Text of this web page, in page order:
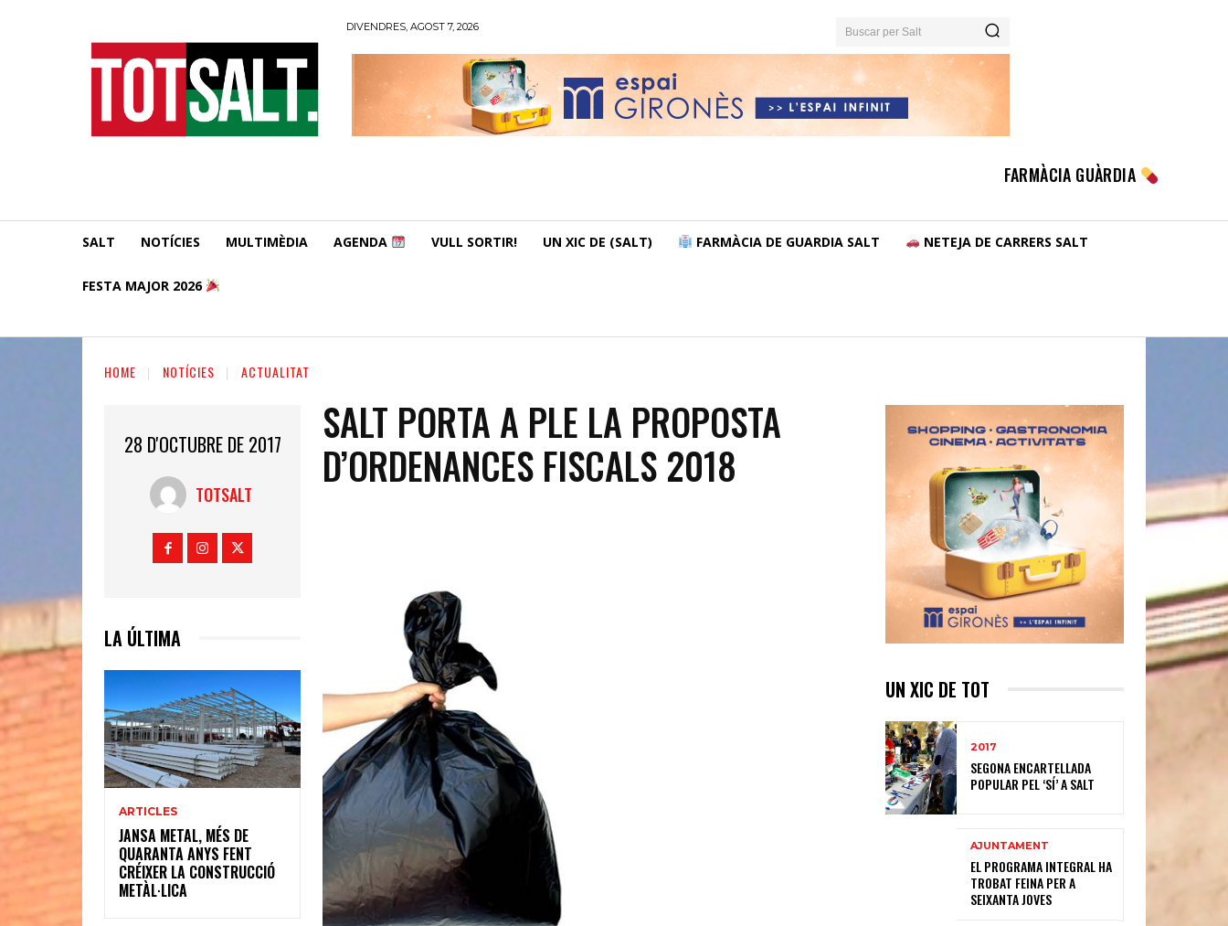
DIVENDRES, AGOST 7, 2026 Buscar per Salt
FARMÀCIA GUÀRDIA
SALT NOTÍCIES MULTIMÈDIA AGENDA VULL SORTIR! UN XIC DE (SALT) FARMÀCIA DE GUARDIA SALT NETEJA DE CARRERS SALT
FESTA MAJOR 2026
HOME NOTÍCIES ACTUALITAT
28 D'OCTUBRE DE 2017
TOTSALT
LA ÚLTIMA
ARTICLES
JANSA METAL, MÉS DE
QUARANTA ANYS FENT
CRÉIXER LA CONSTRUCCIÓ
METÀL·LICA
SALT PORTA A PLE LA PROPOSTA
D’ORDENANCES FISCALS 2018
UN XIC DE TOT
2017
SEGONA ENCARTELLADA
POPULAR PEL ‘SÍ’ A SALT
AJUNTAMENT
EL PROGRAMA INTEGRAL HA
TROBAT FEINA PER A
SEIXANTA JOVES